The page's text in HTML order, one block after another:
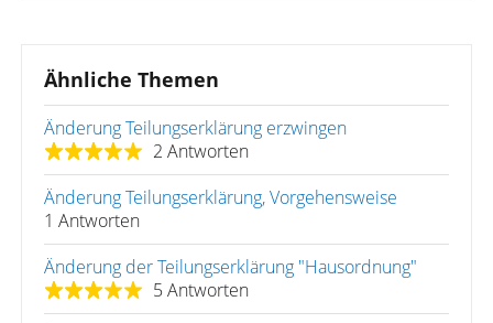
Ähnliche Themen
Änderung Teilungserklärung erzwingen
2 Antworten
Änderung Teilungserklärung, Vorgehensweise
1 Antworten
Änderung der Teilungserklärung "Hausordnung"
5 Antworten